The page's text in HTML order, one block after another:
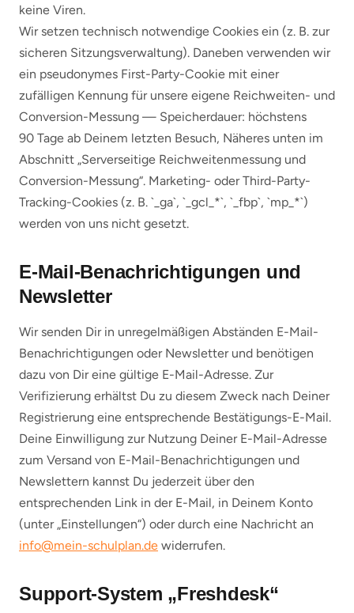
keine Viren.
Wir setzen technisch notwendige Cookies ein (z. B. zur
sicheren Sitzungsverwaltung). Daneben verwenden wir
ein pseudonymes First-Party-Cookie mit einer
zufälligen Kennung für unsere eigene Reichweiten- und
Conversion-Messung — Speicherdauer: höchstens
90 Tage ab Deinem letzten Besuch, Näheres unten im
Abschnitt „Serverseitige Reichweitenmessung und
Conversion-Messung“. Marketing- oder Third-Party-
Tracking-Cookies (z. B. `_ga`, `_gcl_*`, `_fbp`, `mp_*`)
werden von uns nicht gesetzt.
E-Mail-Benachrichtigungen und
Newsletter
Wir senden Dir in unregelmäßigen Abständen E-Mail-
Benachrichtigungen oder Newsletter und benötigen
dazu von Dir eine gültige E-Mail-Adresse. Zur
Verifizierung erhältst Du zu diesem Zweck nach Deiner
Registrierung eine entsprechende Bestätigungs-E-Mail.
Deine Einwilligung zur Nutzung Deiner E-Mail-Adresse
zum Versand von E-Mail-Benachrichtigungen und
Newslettern kannst Du jederzeit über den
entsprechenden Link in der E-Mail, in Deinem Konto
(unter „Einstellungen“) oder durch eine Nachricht an
info@mein-schulplan.de widerrufen.
Support-System „Freshdesk“